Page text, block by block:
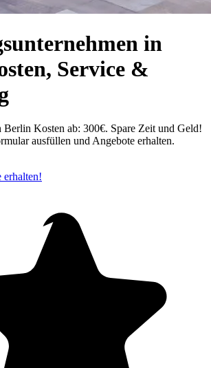
in
Service &
Berlin Kosten ab: 300€. Spare Zeit und Geld!
ausfüllen und Angebote erhalten.
erhalten!